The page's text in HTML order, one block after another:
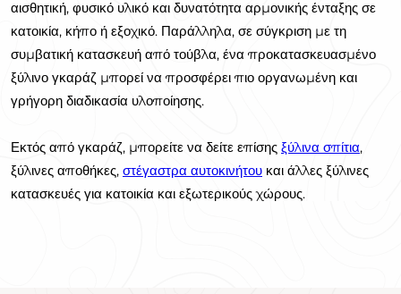
αισθητική, φυσικό υλικό και δυνατότητα αρμονικής ένταξης σε
κατοικία, κήπο ή εξοχικό. Παράλληλα, σε σύγκριση με τη
συμβατική κατασκευή από τούβλα, ένα προκατασκευασμένο
ξύλινο γκαράζ μπορεί να προσφέρει πιο οργανωμένη και
γρήγορη διαδικασία υλοποίησης.
Εκτός από γκαράζ, μπορείτε να δείτε επίσης ξύλινα σπίτια,
ξύλινες αποθήκες, στέγαστρα αυτοκινήτου και άλλες ξύλινες
κατασκευές για κατοικία και εξωτερικούς χώρους.